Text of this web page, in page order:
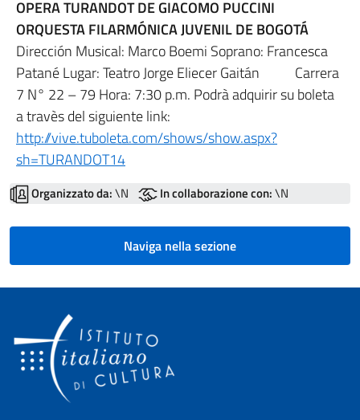
OPERA TURANDOT DE GIACOMO PUCCINI
ORQUESTA FILARMÓNICA JUVENIL DE BOGOTÁ
Dirección Musical: Marco Boemi Soprano: Francesca
Patané Lugar: Teatro Jorge Eliecer Gaitán Carrera
7 N° 22 – 79 Hora: 7:30 p.m. Podrà adquirir su boleta
a travès del siguiente link:
http://vive.tuboleta.com/shows/show.aspx?
sh=TURANDOT14
Organizzato da:\N In collaborazione con:\N
Naviga nella sezione